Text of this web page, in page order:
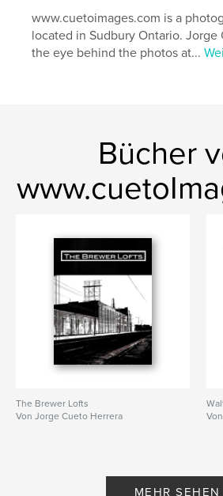
www.cuetoimages.com is a
located in Sudbury Ontario. Jorge
the eye behind the photos at...
Bücher
The Brewer Lofts
Von Jorge Cueto Herrera
MEHR SEHEN